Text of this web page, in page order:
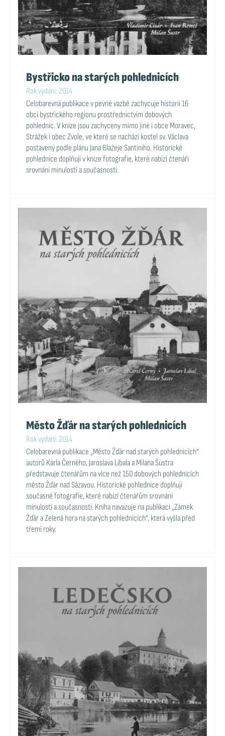
Bystřicko na starých pohlednicích
Rok vydání: 2014
Celobarevná publikace v pevné vazbě zachycuje historii 16
obcí bystřického regionu prostřednictvím dobových
pohlednic. V knize jsou zachyceny mimo jiné i obce Moravec,
Strážek i obec Zvole, ve které se nachází kostel sv. Václava
postavený podle plánu Jana Blažeje Santiniho. Historické
pohlednice doplňují v knize fotografie, které nabízí čtenáři
srovnání minulosti a současnosti.
Město Žďár na starých pohlednicích
Rok vydání: 2014
Celobarevná publikace „Město Žďár nad starých pohlednicích“
autorů Karla Černého, Jaroslava Líbala a Milana Šustra
představuje čtenářům na více než 150 dobových pohlednicích
město Žďár nad Sázavou. Historické pohlednice doplňují
současné fotografie, které nabízí čtenářům srovnání
minulosti a současnosti. Kniha navazuje na publikaci „Zámek
Žďár a Zelená hora na starých pohlednicích“, která vyšla před
třemi roky.